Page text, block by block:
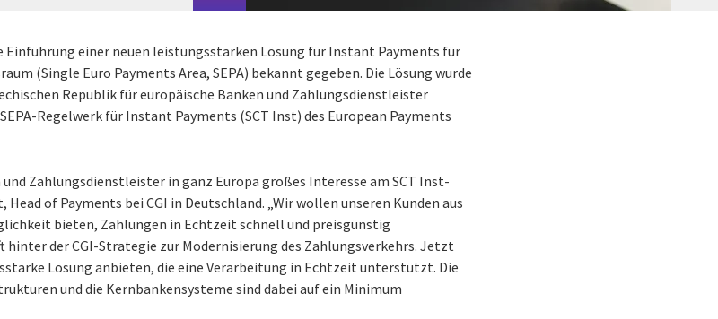
Einführung einer neuen leistungsstarken Lösung für Instant Payments für
(Single Euro Payments Area, SEPA) bekannt gegeben. Die Lösung wurde
Republik für europäische Banken und Zahlungsdienstleister
Regelwerk für Instant Payments (SCT Inst) des European Payments
und Zahlungsdienstleister in ganz Europa großes Interesse am SCT Inst-
of Payments bei CGI in Deutschland. „Wir wollen unseren Kunden aus
bieten, Zahlungen in Echtzeit schnell und preisgünstig
hinter der CGI-Strategie zur Modernisierung des Zahlungsverkehrs. Jetzt
Lösung anbieten, die eine Verarbeitung in Echtzeit unterstützt. Die
und die Kernbankensysteme sind dabei auf ein Minimum